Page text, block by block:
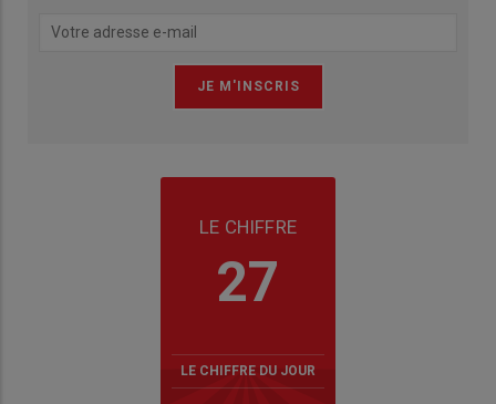
LE CHIFFRE
27
LE CHIFFRE DU JOUR